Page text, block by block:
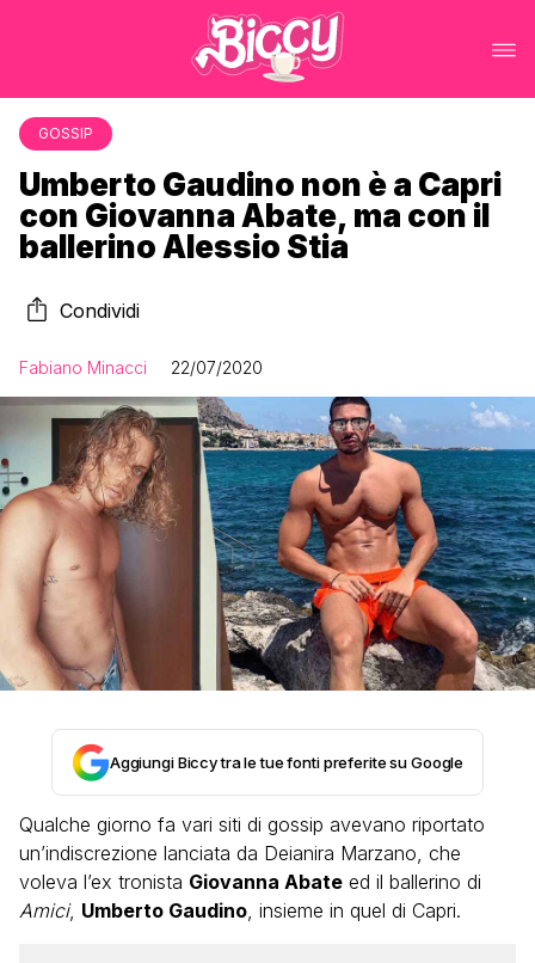
GOSSIP
Umberto Gaudino non è a Capri
con Giovanna Abate, ma con il
ballerino Alessio Stia
Condividi
Fabiano Minacci 22/07/2020
Aggiungi Biccy tra le tue fonti preferite su Google
Qualche giorno fa vari siti di gossip avevano riportato
un’indiscrezione lanciata da Deianira Marzano, che
voleva l’ex tronista Giovanna Abate ed il ballerino di
Amici, Umberto Gaudino, insieme in quel di Capri.